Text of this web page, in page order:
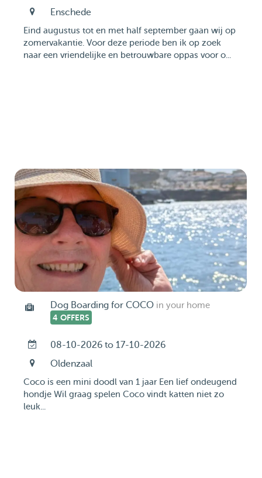
Enschede
Eind augustus tot en met half september gaan wij op
zomervakantie. Voor deze periode ben ik op zoek
naar een vriendelijke en betrouwbare oppas voor o...
Dog Boarding for COCO in your home
4 OFFERS
08-10-2026 to 17-10-2026
Oldenzaal
Coco is een mini doodl van 1 jaar Een lief ondeugend
hondje Wil graag spelen Coco vindt katten niet zo
leuk...